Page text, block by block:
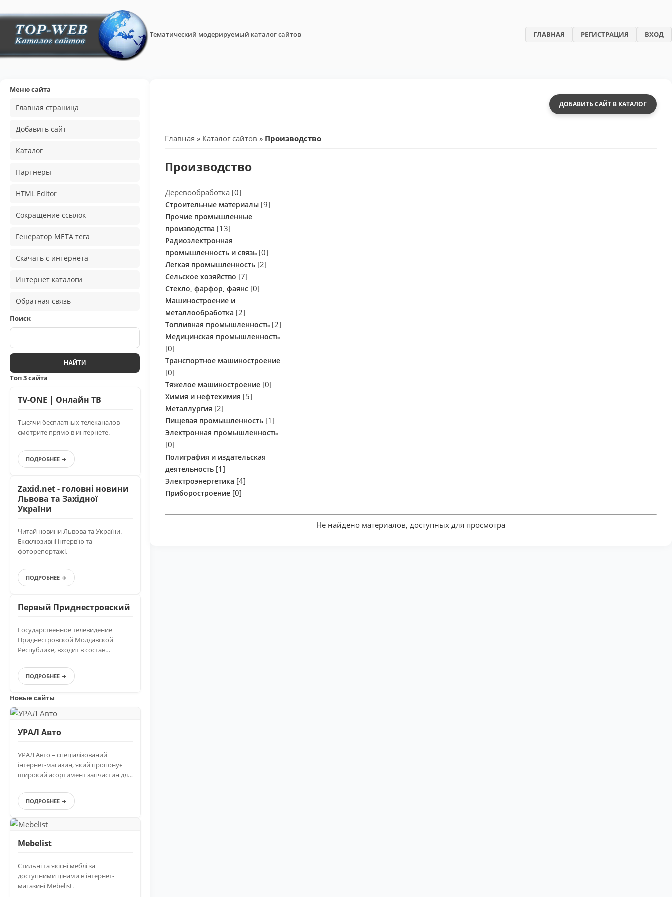
WEB
сайтов
Тематический модерируемый каталог сайтов ГЛАВНАЯ РЕГИСТРАЦИЯ ВХОД
Меню сайта
Главная страница
Добавить сайт
Каталог
Партнеры
HTML Editor
Сокращение ссылок
Генератор META тега
Скачать с интернета
Интернет каталоги
Обратная связь
Поиск
Топ 3 сайта
TV-ONE | Онлайн ТВ
Тысячи бесплатных телеканалов
смотрите прямо в интернете.
ПОДРОБНЕЕ →
Zaxid.net - головні новини
Львова та Західної
України
Читай новини Львова та України.
Ексклюзивні інтерв'ю та
фоторепортажі.
ПОДРОБНЕЕ →
Первый Приднестровский
Государственное телевидение
Приднестровской Молдавской
Республике, входит в состав
Телерадиокомпании.
ПОДРОБНЕЕ →
Новые сайты
УРАЛ Авто
УРАЛ Авто – спеціалізований
інтернет-магазин, який пропонує
широкий асортимент запчастин для
ПОДРОБНЕЕ →
Mebelist
Стильні та якісні меблі за
доступними цінами в інтернет-
магазині Mebelist.
ДОБАВИТЬ САЙТ В КАТАЛОГ
Главная » Каталог сайтов » Производство
Производство
Деревообработка [0]
Строительные материалы [9]
Прочие промышленные
производства [13]
Радиоэлектронная
промышленность и связь [0]
Легкая промышленность [2]
Сельское хозяйство [7]
Стекло, фарфор, фаянс [0]
Машиностроение и
металлообработка [2]
Топливная промышленность [2]
Медицинская промышленность
[0]
Транспортное машиностроение
[0]
Тяжелое машиностроение [0]
Химия и нефтехимия [5]
Металлургия [2]
Пищевая промышленность [1]
Электронная промышленность
[0]
Полиграфия и издательская
деятельность [1]
Электроэнергетика [4]
Приборостроение [0]
Не найдено материалов, доступных для просмотра